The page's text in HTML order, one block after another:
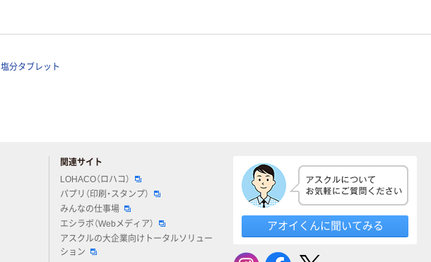
塩分タブレット
関連サイト
LOHACO（ロハコ）
パプリ（印刷・スタンプ）
みんなの仕事場
エシラボ（Webメディア）
アスクルの大企業向けトータルソリュー
ション
アオイくんに聞いてみる